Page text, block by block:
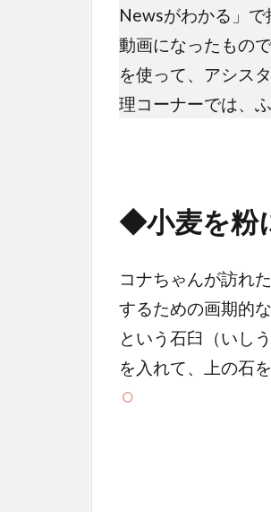
Newsがわかる」
動画になったもの
を使って、アシス
理コーナーでは、
◆小麦を粉
コナちゃんが訪れ
するための画期的
という石臼（いし
を入れて、上の石